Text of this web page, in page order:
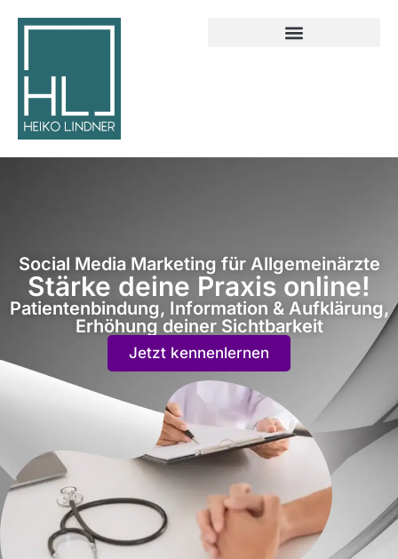
Social Media Marketing für Allgemeinärzte
Stärke deine Praxis online!
Patientenbindung, Information & Aufklärung,
Erhöhung deiner Sichtbarkeit
Jetzt kennenlernen